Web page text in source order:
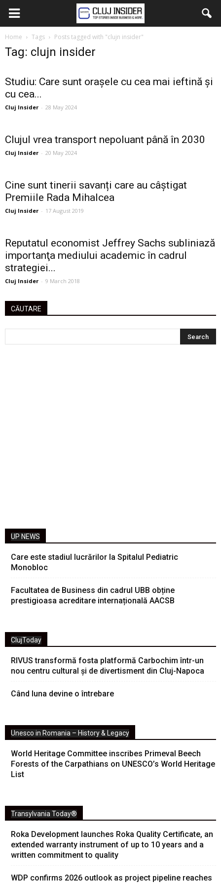
Home Tags Posts tagged with "clujn insider"
Tag: clujn insider
Studiu: Care sunt orașele cu cea mai ieftină și
cu cea...
Cluj Insider - 28 May 2024
Clujul vrea transport nepoluant până în 2030
Cluj Insider - 20 May 2024
Cine sunt tinerii savanți care au câștigat
Premiile Rada Mihalcea
Cluj Insider - 17 August 2019
Reputatul economist Jeffrey Sachs subliniază
importanţa mediului academic în cadrul
strategiei...
Cluj Insider - 9 March 2018
CĂUTARE
UP NEWS
Care este stadiul lucrărilor la Spitalul Pediatric
Monobloc
Facultatea de Business din cadrul UBB obține
prestigioasa acreditare internațională AACSB
ClujToday
RIVUS transformă fosta platformă Carbochim într-un
nou centru cultural și de divertisment din Cluj-Napoca
Când luna devine o întrebare
Unesco in Romania – History & Legacy
World Heritage Committee inscribes Primeval Beech
Forests of the Carpathians on UNESCO’s World Heritage
List
Transylvania Today®
Roka Development launches Roka Quality Certificate, an
extended warranty instrument of up to 10 years and a
written commitment to quality
WDP confirms 2026 outlook as project pipeline reaches